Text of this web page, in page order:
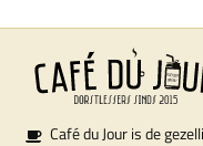
Café du Jour is de